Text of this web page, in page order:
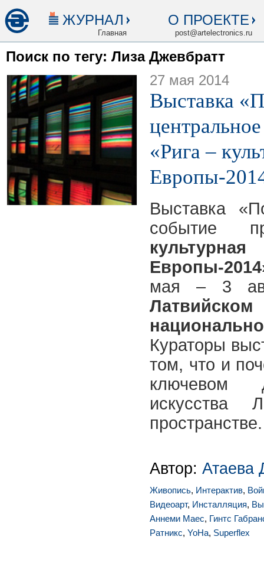
ЖУРНАЛ
Главная
О ПРОЕКТЕ
post@artelectronics.ru
Поиск по тегу: Лиза Джевбратт
27 мая 2014
Выставка
«Рига –
Европы-
Выставка
событие
Европы-
мая – 3
Кураторы
том, что и
ключевом
искусства
пространстве.
Автор: Атаева
Живопись, Интерактив,
Видеоарт, Инсталляция,
Аннеми Маес, Гинтс
Ратникс, YoHa, Superflex